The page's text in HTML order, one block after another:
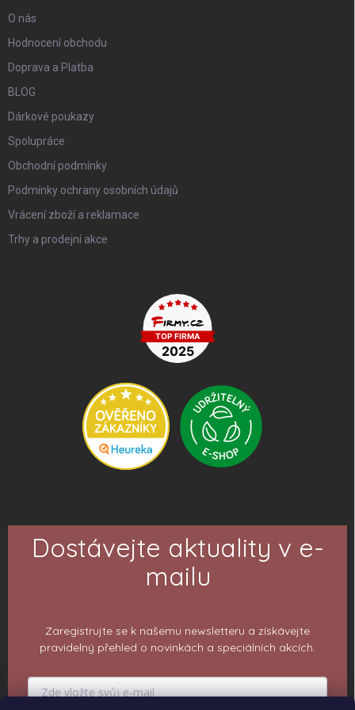
O nás
Hodnocení obchodu
Doprava a Platba
BLOG
Dárkové poukazy
Spolupráce
Obchodní podmínky
Podmínky ochrany osobních údajů
Vrácení zboží a reklamace
Trhy a prodejní akce
Dostávejte aktuality v e-
mailu
Zaregistrujte se k našemu newsletteru a získávejte
pravidelný přehled o novinkách a speciálních akcích.